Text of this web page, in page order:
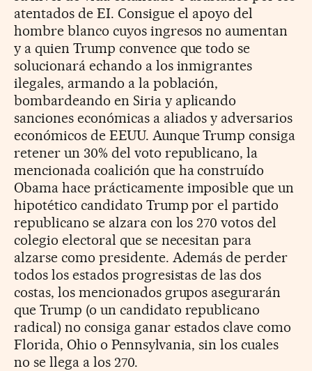
atentados de EI. Consigue el apoyo del
hombre blanco cuyos ingresos no aumentan
y a quien Trump convence que todo se
solucionará echando a los inmigrantes
ilegales, armando a la población,
bombardeando en Siria y aplicando
sanciones económicas a aliados y adversarios
económicos de EEUU. Aunque Trump consiga
retener un 30% del voto republicano, la
mencionada coalición que ha construído
Obama hace prácticamente imposible que un
hipotético candidato Trump por el partido
republicano se alzara con los 270 votos del
colegio electoral que se necesitan para
alzarse como presidente. Además de perder
todos los estados progresistas de las dos
costas, los mencionados grupos asegurarán
que Trump (o un candidato republicano
radical) no consiga ganar estados clave como
Florida, Ohio o Pennsylvania, sin los cuales
no se llega a los 270.